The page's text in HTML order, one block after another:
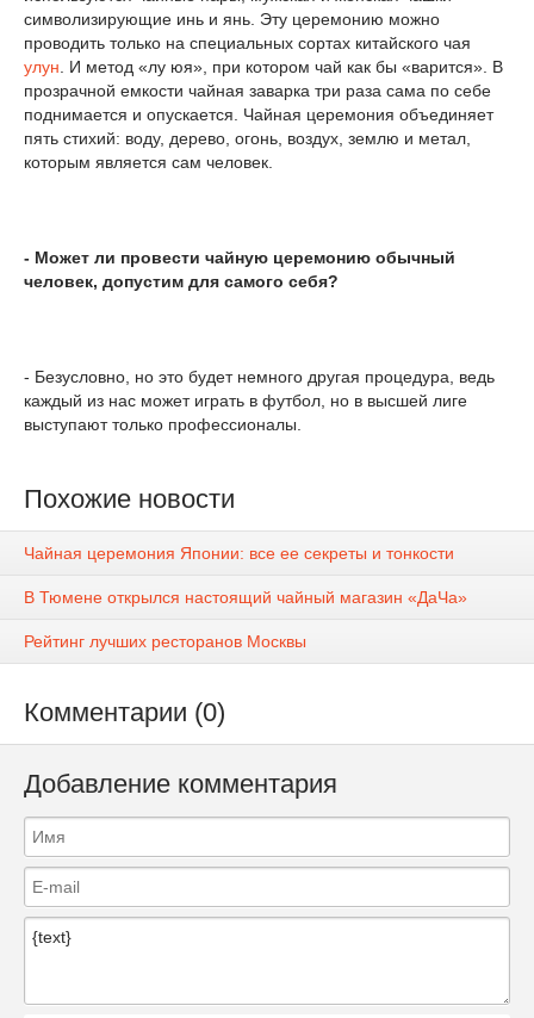
символизирующие инь и янь. Эту церемонию можно
проводить только на специальных сортах китайского чая
улун . И метод «лу юя», при котором чай как бы «варится». В
прозрачной емкости чайная заварка три раза сама по себе
поднимается и опускается. Чайная церемония объединяет
пять стихий: воду, дерево, огонь, воздух, землю и метал,
которым является сам человек.
- Может ли провести чайную церемонию обычный
человек, допустим для самого себя?
- Безусловно, но это будет немного другая процедура, ведь
каждый из нас может играть в футбол, но в высшей лиге
выступают только профессионалы.
Похожие новости
Чайная церемония Японии: все ее секреты и тонкости
В Тюмене открылся настоящий чайный магазин «ДаЧа»
Рейтинг лучших ресторанов Москвы
Комментарии (0)
Добавление комментария